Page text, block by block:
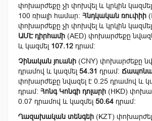
փոխարժեքը չի փոխվել և կրկին
100 ռիալի համար: Հնդկական ռուփիի
փոխարժեքը չի փոխվել և կրկին
ԱՄԷ դիրհամի (AED) փոխարժեքը
և կազմել 107.12 դրամ:
Չինական յուանի (CNY) փոխարժեքը
դրամով և կազմել 54.31 դրամ:
փոխարժեքը նվազել է 0.25 դրամով և
դրամ: Հոնգ Կոնգի դոլարի (HKD)
0.07 դրամով և կազմել 50.64 դրամ:
Ղազախական տենգեի (KZT)